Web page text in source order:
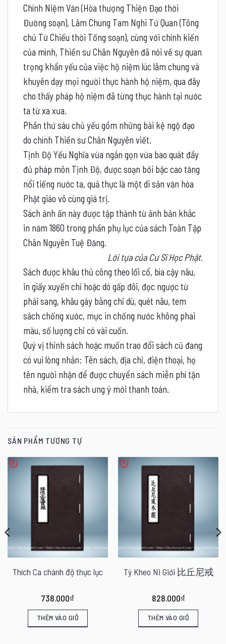
Chính Niệm Văn (Hòa thượng Thiện Đạo thời
Đường soạn), Lâm Chung Tam Nghi Tứ Quan (Tông
chủ Từ Chiếu thời Tống soạn), cùng với chính kiến
của mình, Thiền sư Chân Nguyên đã nói về sự quan
trọng khẩn yếu của việc hộ niệm lúc lâm chung và
khuyên dạy mọi người thực hành hộ niệm, qua đây
cho thấy pháp hộ niệm đã từng thực hành tại nước
ta từ xa xưa.
Phần thứ sáu chủ yếu gồm những bài kệ ngộ đạo
do chính Thiền sư Chân Nguyên viết.
Tịnh Độ Yếu Nghĩa vừa ngắn gọn vừa bao quát đầy
đủ pháp môn Tịnh Độ, được soạn bởi bậc cao tăng
nổi tiếng nước ta, quả thực là một di sản văn hóa
Phật giáo vô cùng giá trị.
Sách ảnh ấn này được tập thành từ ảnh bản khắc
in năm 1860 trong phần phụ lục của sách Toàn Tập
Chân Nguyên Tuệ Đăng.
Lời tựa của Cư Sĩ Học Phật.
Sách được khâu thủ công theo lối cổ, bìa cậy nâu,
in giấy xuyến chỉ hoặc dó gấp đôi, đọc ngược từ
phải sang, khâu gáy bằng chỉ dù, quét nâu, tem
sách chống xước, mực in chống nước không phai
màu, số lượng chỉ có vài cuốn.
Quý vị thỉnh sách hoặc muốn trao đổi sách cũ đang
có vui lòng nhắn: Tên sách, địa chỉ, điện thoại, họ
tên người nhận để được chuyển sách miễn phí tận
nhà, kiểm tra sách ưng ý mới thanh toán.
SẢN PHẨM TƯƠNG TỰ
Thích Ca chánh độ thực lục
738.000₫
THÊM VÀO GIỎ
Tỳ Kheo Ni Giới 比丘尼戒
828.000₫
THÊM VÀO GIỎ